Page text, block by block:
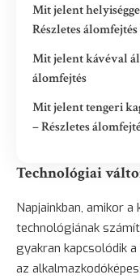
Mit jelent
Részletes
Mit jelent kávéval
álomfejtés
Mit jelent tengeri
– Részletes
Technológiai
Napjainkban, amikor
technológiának
gyakran kapcsolódik
az